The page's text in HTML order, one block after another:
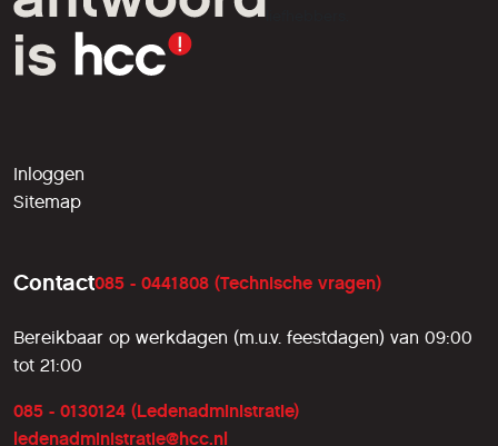
liefhebbers.
Inloggen
Sitemap
Contact085 - 0441808 (Technische vragen)
Bereikbaar op werkdagen (m.u.v. feestdagen) van 09:00
tot 21:00
085 - 0130124 (Ledenadministratie)
ledenadministratie@hcc.nl